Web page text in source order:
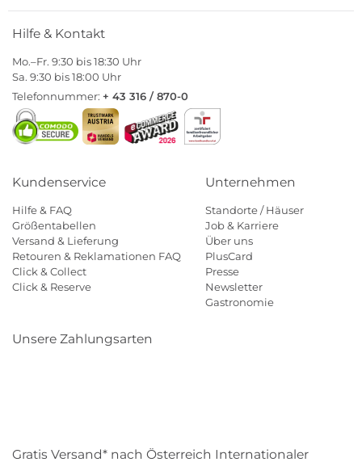
Hilfe & Kontakt
Mo.–Fr. 9:30 bis 18:30 Uhr
Sa. 9:30 bis 18:00 Uhr
Telefonnummer: + 43 316 / 870-0
Kundenservice
Hilfe & FAQ
Größentabellen
Versand & Lieferung
Retouren & Reklamationen FAQ
Click & Collect
Click & Reserve
Unternehmen
Standorte / Häuser
Job & Karriere
Über uns
PlusCard
Presse
Newsletter
Gastronomie
Unsere Zahlungsarten
Gratis Versand* nach Österreich Internationaler